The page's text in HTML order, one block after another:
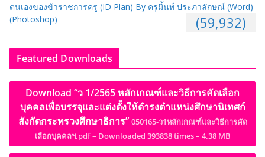
ตนเองของข้าราชการครู (ID Plan) By ครูมิ้นท์ ประภาลักษณ์ (Word)
(Photoshop)
(59,932)
Featured Downloads
Download “ว 1/2565 หลักเกณฑ์และวิธีการคัดเลือก
บุคคลเพื่อบรรจุและแต่งตั้งให้ดำรงตำแหน่งศึกษานิเทศก์
สังกัดกระทรวงศึกษาธิการ” 050165-ว1หลักเกณฑ์และวิธีการคัด
เลือกบุคคลฯ.pdf – Downloaded 393838 times – 4.38 MB